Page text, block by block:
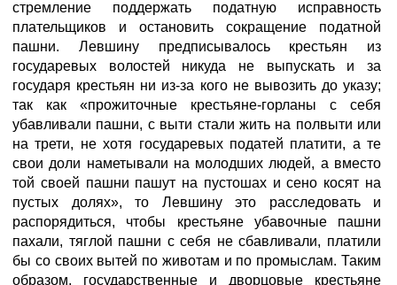
стремление поддержать податную исправность
плательщиков и остановить сокращение податной
пашни. Левшину предписывалось крестьян из
государевых волостей никуда не выпускать и за
государя крестьян ни из-за кого не вывозить до указу;
так как «прожиточные крестьяне-горланы с себя
убавливали пашни, с выти стали жить на полвыти или
на трети, не хотя государевых податей платити, а те
свои доли наметывали на молодших людей, а вместо
той своей пашни пашут на пустошах и сено косят на
пустых долях», то Левшину это расследовать и
распорядиться, чтобы крестьяне убавочные пашни
пахали, тяглой пашни с себя не сбавливали, платили
бы со своих вытей по животам и по промыслам. Таким
образом, государственные и дворцовые крестьяне